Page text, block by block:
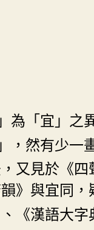
」為「宜」之
」，然有少一
又見於《
》與宜同，
《漢語大